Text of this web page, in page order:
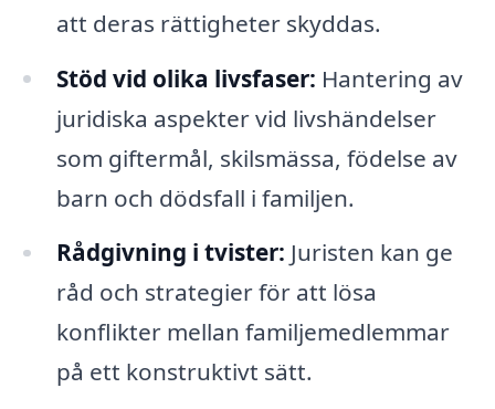
att deras rättigheter skyddas.
Stöd vid olika livsfaser: Hantering av
juridiska aspekter vid livshändelser
som giftermål, skilsmässa, födelse av
barn och dödsfall i familjen.
Rådgivning i tvister: Juristen kan ge
råd och strategier för att lösa
konflikter mellan familjemedlemmar
på ett konstruktivt sätt.